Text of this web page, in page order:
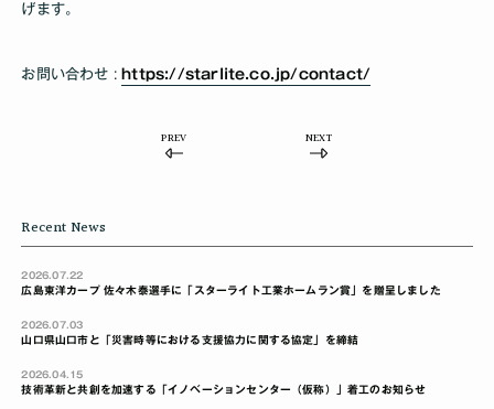
げます｡
お問い合わせ : https://starlite.co.jp/contact/
PREV NEXT
Recent News
2026.07.22
広島東洋カープ 佐々木泰選手に「スターライト工業ホームラン賞」を贈呈しました
2026.07.03
山口県山口市と「災害時等における支援協力に関する協定」を締結
2026.04.15
技術革新と共創を加速する「イノベーションセンター（仮称）」着工のお知らせ